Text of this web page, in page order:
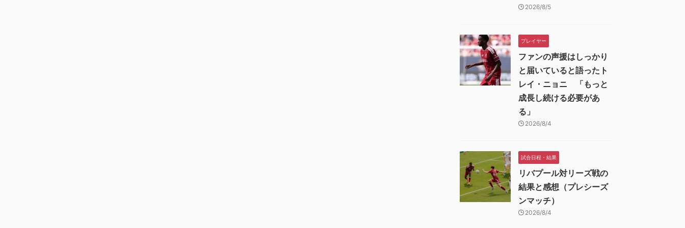
2026/8/5
プレイヤー
ファンの声援はしっかり
と届いていると語ったト
レイ・ニョニ 「もっと
成長し続ける必要があ
る」
2026/8/4
試合日程・結果
リバプール対リーズ戦の
結果と感想（プレシーズ
ンマッチ）
2026/8/4